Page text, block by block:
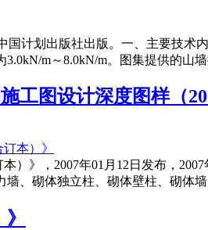
国计划出版社出版。一、主要技术
m～8.0kN/m。图集提供的山
工图设计深度图样（
）》，2007年01月12日发布，
、砌体独立柱、砌体壁柱、砌